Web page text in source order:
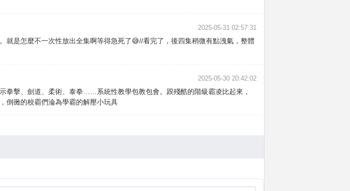
2025-05-31 02:57:31
就是怎麼不一次性放出全集啊等得急死了😅//看完了，後四集稍微有點洩氣，整體
2025-05-30 20:42:02
拳擊、劍道、柔術、泰拳……系統性教學包教包會。跟殘酷的階級霸凌比起來，
倒黴的校霸們淪為學霸的解壓小玩具